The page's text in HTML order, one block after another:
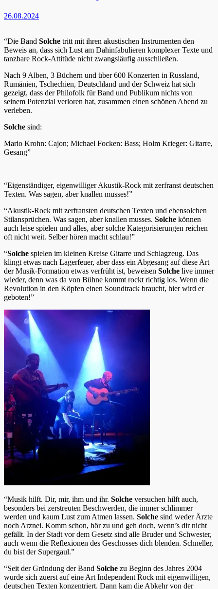
26.08.2024
“Die Band Solche tritt mit ihren akustischen Instrumenten den
Beweis an, dass sich Lust am Dahinfabulieren komplexer Texte und
tanzbare Rock-Attitüde nicht zwangsläufig ausschließen.
Nach 9 Alben, 3 Büchern und über 600 Konzerten in Russland,
Rumänien, Tschechien, Deutschland und der Schweiz hat sich
gezeigt, dass der Philofolk für Band und Publikum nichts von
seinem Potenzial verloren hat, zusammen einen schönen Abend zu
verleben.
Solche sind:
Mario Krohn: Cajon; Michael Focken: Bass; Holm Krieger: Gitarre,
Gesang”
“Eigenständiger, eigenwilliger Akustik-Rock mit zerfranst deutschen
Texten. Was sagen, aber knallen musses!”
“Akustik-Rock mit zerfransten deutschen Texten und ebensolchen
Stilansprüchen. Was sagen, aber knallen musses. Solche können
auch leise spielen und alles, aber solche Kategorisierungen reichen
oft nicht weit. Selber hören macht schlau!”
“Solche spielen im kleinen Kreise Gitarre und Schlagzeug. Das
klingt etwas nach Lagerfeuer, aber dass ein Abgesang auf diese Art
der Musik-Formation etwas verfrüht ist, beweisen Solche live immer
wieder, denn was da von Bühne kommt rockt richtig los. Wenn die
Revolution in den Köpfen einen Soundtrack braucht, hier wird er
geboten!”
“Musik hilft. Dir, mir, ihm und ihr. Solche versuchen hilft auch,
besonders bei zerstreuten Beschwerden, die immer schlimmer
werden und kaum Lust zum Atmen lassen. Solche sind weder Ärzte
noch Arznei. Komm schon, hör zu und geh doch, wenn’s dir nicht
gefällt. In der Stadt vor dem Gesetz sind alle Bruder und Schwester,
auch wenn die Reflexionen des Geschosses dich blenden. Schneller,
du bist der Supergaul.”
“Seit der Gründung der Band Solche zu Beginn des Jahres 2004
wurde sich zuerst auf eine Art Independent Rock mit eigenwilligen,
deutschen Texten konzentriert. Dann kam die Abkehr von der